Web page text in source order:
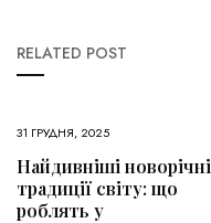
RELATED POST
31 ГРУДНЯ, 2025
Найдивніші новорічні
традиції світу: що
роблять у